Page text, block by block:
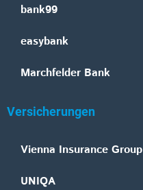
bank99
easybank
Marchfelder Bank
Versicherungen
Vienna Insurance Group
UNIQA